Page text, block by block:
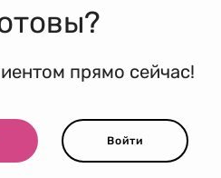
прямо сейчас!
Войти